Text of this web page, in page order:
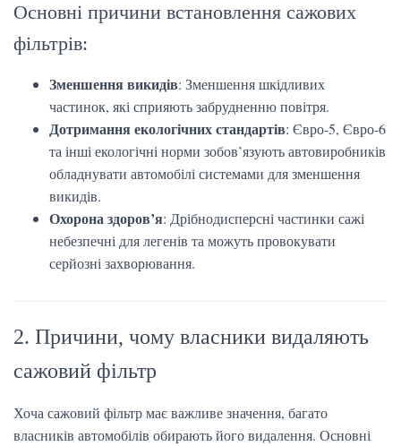
Основні причини встановлення сажових
фільтрів:
Зменшення викидів: Зменшення шкідливих
частинок, які сприяють забрудненню повітря.
Дотримання екологічних стандартів: Євро-5, Євро-6
та інші екологічні норми зобов’язують автовиробників
обладнувати автомобілі системами для зменшення
викидів.
Охорона здоров’я: Дрібнодисперсні частинки сажі
небезпечні для легенів та можуть провокувати
серйозні захворювання.
2. Причини, чому власники видаляють
сажовий фільтр
Хоча сажовий фільтр має важливе значення, багато
власників автомобілів обирають його видалення. Основні